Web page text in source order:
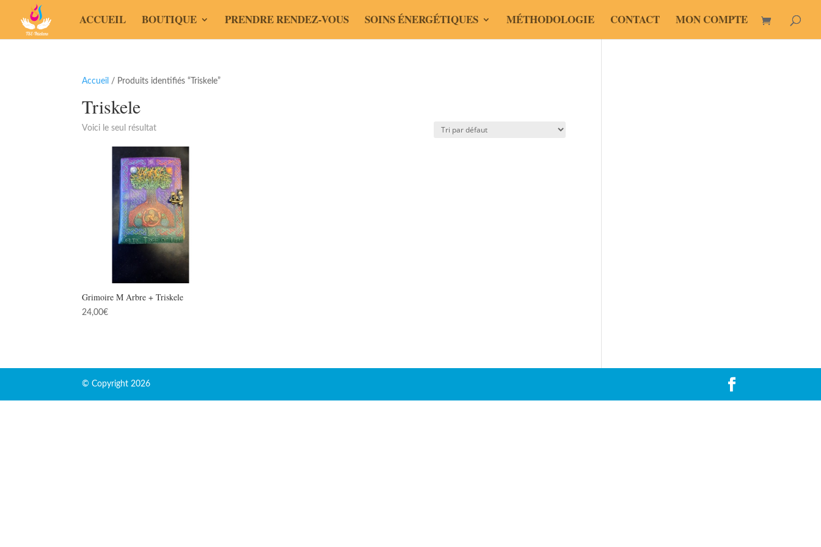
ACCUEIL BOUTIQUE PRENDRE RENDEZ-VOUS SOINS ÉNERGÉTIQUES MÉTHODOLOGIE CONTACT MON COMPTE
Accueil / Produits identifiés “Triskele”
Triskele
Voici le seul résultat
Grimoire M Arbre + Triskele
24,00€
© Copyright 2026